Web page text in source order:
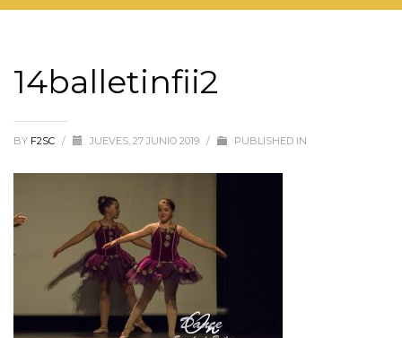
14balletinfii2
BY F2SC / JUEVES, 27 JUNIO 2019 / PUBLISHED IN